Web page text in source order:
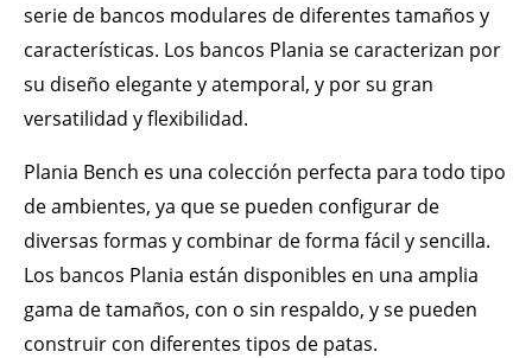
serie de bancos modulares de diferentes tamaños y
características. Los bancos Plania se caracterizan por
su diseño elegante y atemporal, y por su gran
versatilidad y flexibilidad.
Plania Bench es una colección perfecta para todo tipo
de ambientes, ya que se pueden configurar de
diversas formas y combinar de forma fácil y sencilla.
Los bancos Plania están disponibles en una amplia
gama de tamaños, con o sin respaldo, y se pueden
construir con diferentes tipos de patas.